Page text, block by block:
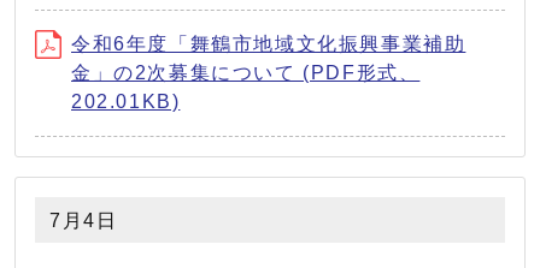
令和6年度「舞鶴市地域文化振興事業補助
金」の2次募集について (PDF形式、
202.01KB)
7月4日